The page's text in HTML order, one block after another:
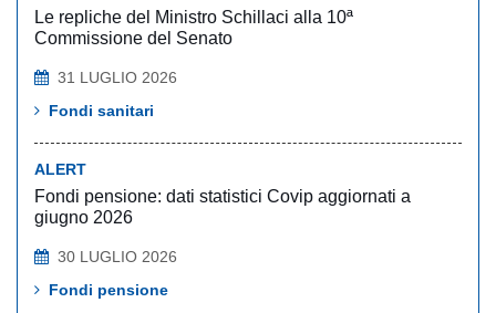
Le repliche del Ministro Schillaci alla 10ª
Commissione del Senato
31 LUGLIO 2026
Fondi sanitari
ALERT
Fondi pensione: dati statistici Covip aggiornati a
giugno 2026
30 LUGLIO 2026
Fondi pensione